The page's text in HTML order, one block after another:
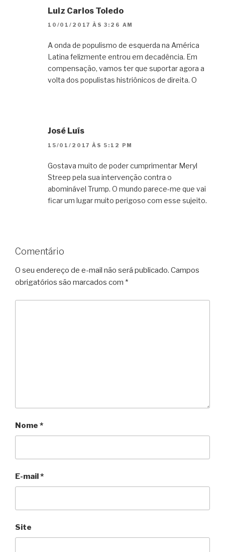
Luiz Carlos Toledo
10/01/2017 ÀS 3:26 AM
A onda de populismo de esquerda na América
Latina felizmente entrou em decadência. Em
compensação, vamos ter que suportar agora a
volta dos populistas histriônicos de direita. O
José Luís
15/01/2017 ÀS 5:12 PM
Gostava muito de poder cumprimentar Meryl
Streep pela sua intervenção contra o
abominável Trump. O mundo parece-me que vai
ficar um lugar muito perigoso com esse sujeito.
Comentário
O seu endereço de e-mail não será publicado. Campos
obrigatórios são marcados com *
Nome *
E-mail*
Site